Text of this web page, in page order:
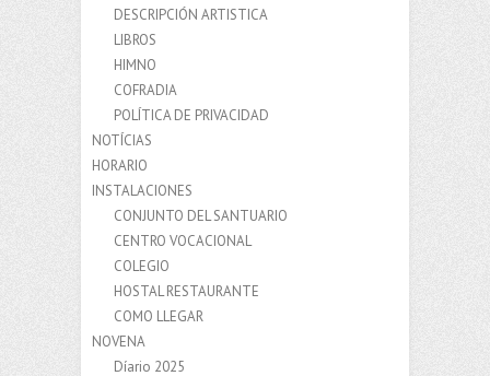
DESCRIPCIÓN ARTISTICA
LIBROS
HIMNO
COFRADIA
POLÍTICA DE PRIVACIDAD
NOTÍCIAS
HORARIO
INSTALACIONES
CONJUNTO DEL SANTUARIO
CENTRO VOCACIONAL
COLEGIO
HOSTAL RESTAURANTE
COMO LLEGAR
NOVENA
Díario 2025